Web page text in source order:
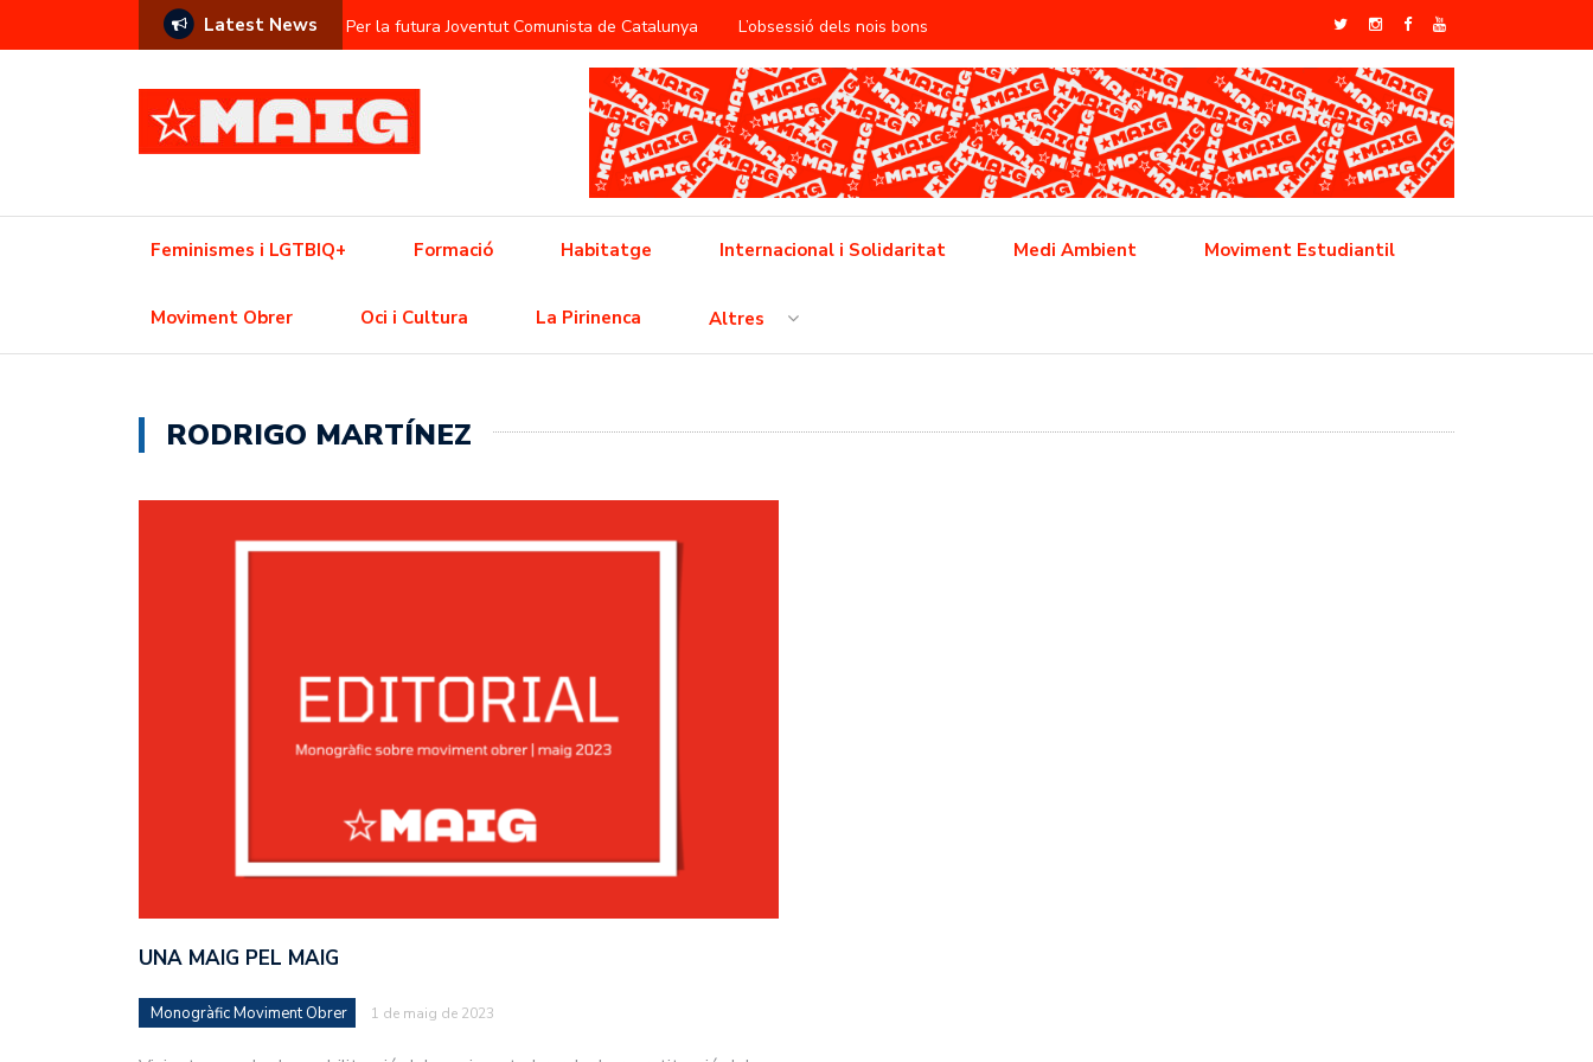
Latest News Per la futura Joventut Comunista de Catalunya L’obsessió dels nois bons
Prostitució com a commodificació del treball reproductiu
L’Ajuntament contra el futbol popular barceloní Cap a la vaga general
Una Olimpíada contra el feixisme Cinema i propaganda a la RDA
Crisi de l’habitatge? Això no és pas una crisi, això és un conflicte i l’hem de guanyar!
Feminismes i LGTBIQ+ Formació Habitatge Internacional i Solidaritat Medi Ambient Moviment Estudiantil
Moviment Obrer Oci i Cultura La Pirinenca Altres
RODRIGO MARTÍNEZ
UNA MAIG PEL MAIG
Monogràfic Moviment Obrer 1 de maig de 2023